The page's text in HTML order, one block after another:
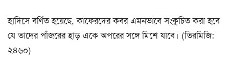
হাদিসে বর্ণিত হয়েছে, কাফেরদের কবর এমনভাবে সংকুচিত করা হবে
যে তাদের পাঁজরের হাড় একে অপরের সঙ্গে মিশে যাবে। (তিরমিজি:
২৪৬০)